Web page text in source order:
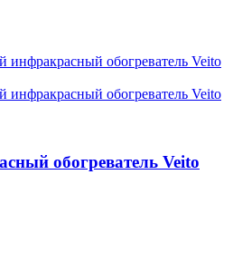
обогреватель Veito